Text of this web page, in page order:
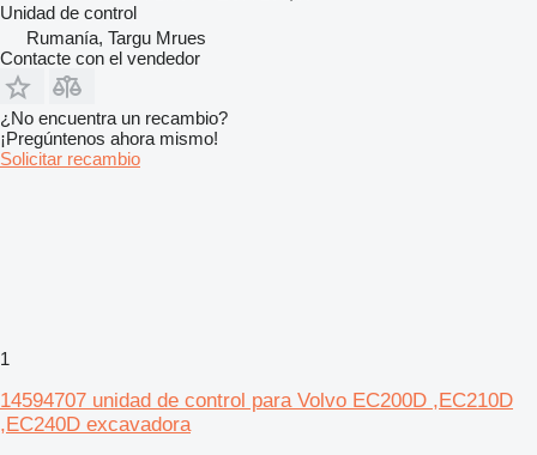
Unidad de control
Rumanía, Targu Mrues
Contacte con el vendedor
¿No encuentra un recambio?
¡Pregúntenos ahora mismo!
Solicitar recambio
1
14594707 unidad de control para Volvo EC200D ,EC210D
,EC240D excavadora